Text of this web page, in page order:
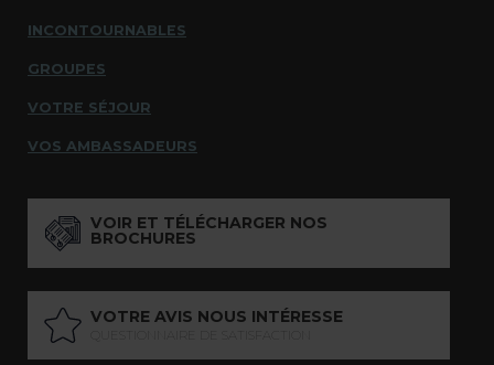
INCONTOURNABLES
GROUPES
VOTRE SÉJOUR
VOS AMBASSADEURS
VOIR ET TÉLÉCHARGER NOS
BROCHURES
VOTRE AVIS NOUS INTÉRESSE